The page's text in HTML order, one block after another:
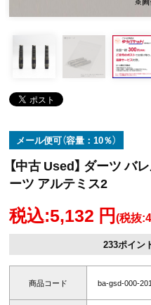
メール便可（容量：10％）
【中古 Used】 ダーツ
ーツ アルテミス2
税込:5,132 円(税抜
233ポイン
商品コード ba-gsd-000-